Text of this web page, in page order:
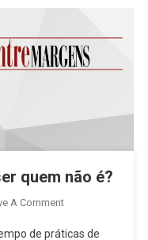
quem não é?
A CommentOn
de práticas de